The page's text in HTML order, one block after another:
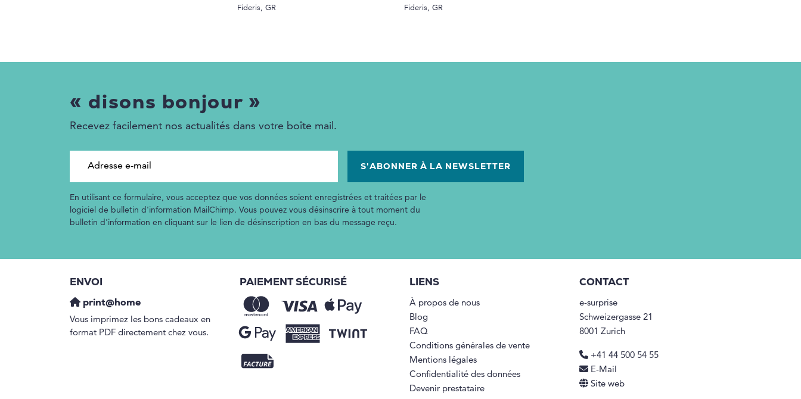
Fideris, GR Fideris, GR
« disons bonjour »
Recevez facilement nos actualités dans votre boîte mail.
En utilisant ce formulaire, vous acceptez que vos données soient enregistrées et traitées par le
logiciel de bulletin d'information MailChimp. Vous pouvez vous désinscrire à tout moment du
bulletin d'information en cliquant sur le lien de désinscription en bas du message reçu.
ENVOI
print@home
Vous imprimez les bons cadeaux en
format PDF directement chez vous.
PAIEMENT SÉCURISÉ LIENS
À propos de nous
Blog
FAQ
Conditions générales de vente
Mentions légales
Confidentialité des données
Devenir prestataire
CONTACT
e-surprise
Schweizergasse 21
8001 Zurich
+41 44 500 54 55
E-Mail
Site web